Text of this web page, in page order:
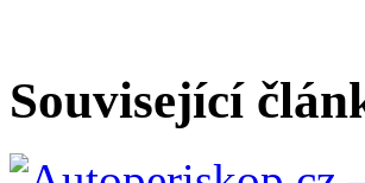
Související